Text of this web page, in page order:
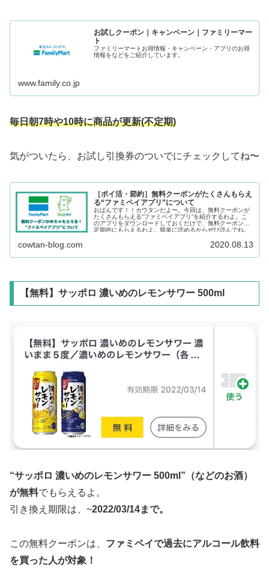
お試しクーポン｜キャンペーン｜ファミリーマー
ト
ファミリーマートお得情報・キャンペーン・アプリのお得
情報をなどをご紹介しています。
www.family.co.jp
毎日朝7時や10時に商品が更新(不定期)
気がついたら、お試し引換券のついでにチェックしてね〜
［ポイ活・節約］無料クーポンがたくさんもらえ
る“ファミペイアプリ”について
おばんです！！カウタンだよ〜。今回は、無料クーポンが
たくさんもらえる“ファミペイアプリ”を紹介するわよ。こ
のアプリをダウンロードしておくだけで、無料クーポンが
定期的にもらえるわよ。簡単に読めるからぜひ読んでね。
cowtan-blog.com 2020.08.13
【無料】サッポロ 濃いめのレモンサワー 500ml
“サッポロ 濃いめのレモンサワー 500ml”（などのお酒）
が無料でもらえるよ。
引き換え期限は、~2022/03/14まで。
この無料クーポンは、 ファミペイで過去にアルコール飲料
を買った人が対象！